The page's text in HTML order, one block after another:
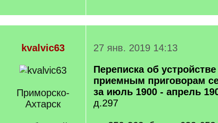
kvalvic63
Приморско-
Ахтарск
27 янв. 2019 14:13
Переписка об
приемным приговорам
за июль 1900 - апрель
д.297